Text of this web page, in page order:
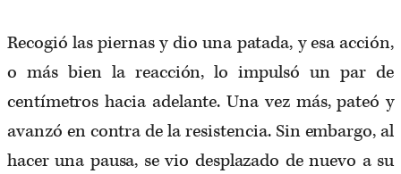
Recogió las piernas y dio una patada, y esa acción,
o más bien la reacción, lo impulsó un par de
centímetros hacia adelante. Una vez más, pateó y
avanzó en contra de la resistencia. Sin embargo, al
hacer una pausa, se vio desplazado de nuevo a su